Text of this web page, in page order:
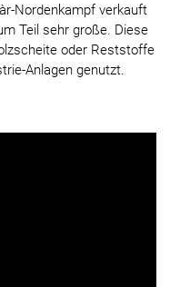
Nordenkampf verkauft
Teil sehr große. Diese
oder Reststoffe
Anlagen genutzt.